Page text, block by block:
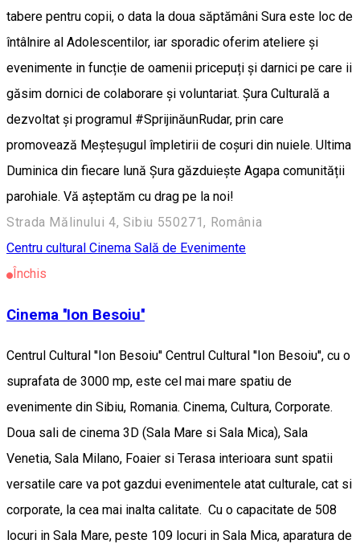
tabere pentru copii, o data la doua săptămâni Sura este loc de
întâlnire al Adolescentilor, iar sporadic oferim ateliere și
evenimente in funcție de oamenii pricepuți și darnici pe care ii
găsim dornici de colaborare și voluntariat. Șura Culturală a
dezvoltat și programul #SprijinăunRudar, prin care
promovează Meșteșugul împletirii de coșuri din nuiele. Ultima
Duminica din fiecare lună Șura găzduiește Agapa comunității
parohiale. Vă așteptăm cu drag pe la noi!
Strada Mălinului 4, Sibiu 550271, România
Centru cultural Cinema Sală de Evenimente
Închis
Cinema ''Ion Besoiu''
Centrul Cultural ''Ion Besoiu'' Centrul Cultural ''Ion Besoiu'', cu o
suprafata de 3000 mp, este cel mai mare spatiu de
evenimente din Sibiu, Romania. Cinema, Cultura, Corporate.
Doua sali de cinema 3D (Sala Mare si Sala Mica), Sala
Venetia, Sala Milano, Foaier si Terasa interioara sunt spatii
versatile care va pot gazdui evenimentele atat culturale, cat si
corporate, la cea mai inalta calitate. Cu o capacitate de 508
locuri in Sala Mare, peste 109 locuri in Sala Mica, aparatura de